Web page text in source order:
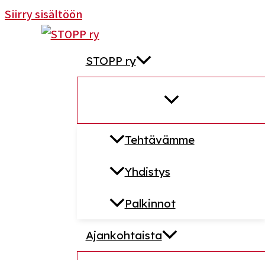
Siirry sisältöön
STOPP ry
Tehtävämme
Yhdistys
Palkinnot
Ajankohtaista